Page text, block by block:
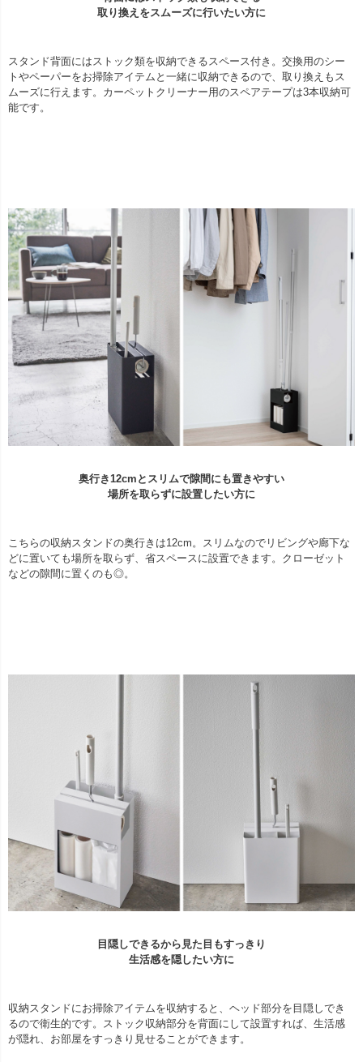
取り換えをスムーズに行いたい方に
スタンド背面にはストック類を収納できるスペース付き。交換用のシー
トやペーパーをお掃除アイテムと一緒に収納できるので、取り換えもス
ムーズに行えます。カーペットクリーナー用のスペアテープは3本収納可
能です。
奥行き12cmとスリムで隙間にも置きやすい
場所を取らずに設置したい方に
こちらの収納スタンドの奥行きは12cm。スリムなのでリビングや廊下な
どに置いても場所を取らず、省スペースに設置できます。クローゼット
などの隙間に置くのも◎。
目隠しできるから見た目もすっきり
生活感を隠したい方に
収納スタンドにお掃除アイテムを収納すると、ヘッド部分を目隠しでき
るので衛生的です。ストック収納部分を背面にして設置すれば、生活感
が隠れ、お部屋をすっきり見せることができます。